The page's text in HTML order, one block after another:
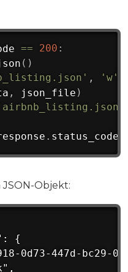
== 200 :
( )
, 'w'
, json_file )
. status_code
Objekt:
{
0d73-447d-bc29-